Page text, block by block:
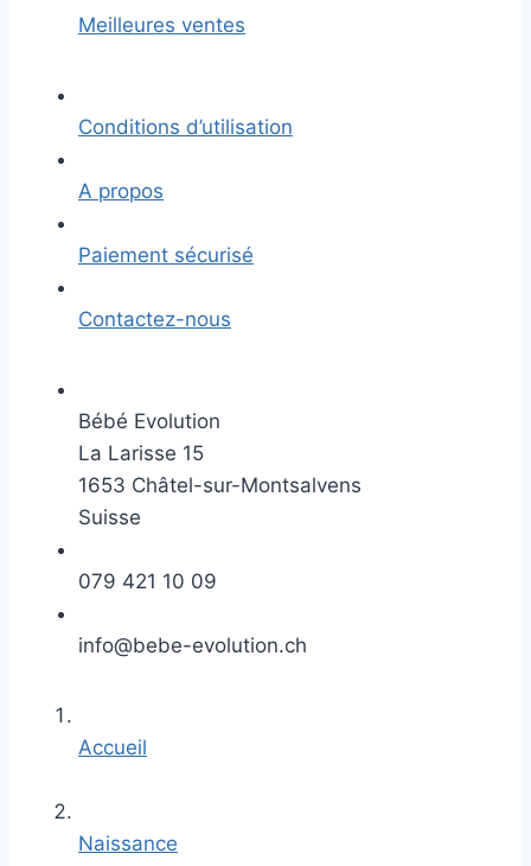
Meilleures ventes
Conditions d’utilisation
A propos
Paiement sécurisé
Contactez-nous
Bébé Evolution
La Larisse 15
1653 Châtel-sur-Montsalvens
Suisse
079 421 10 09
info@bebe-evolution.ch
Accueil
Naissance